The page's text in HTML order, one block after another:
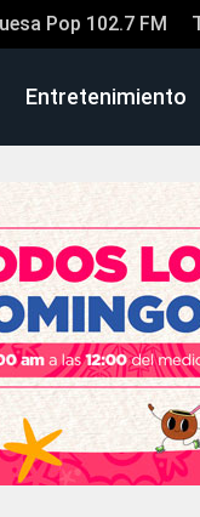
Pop 102.7 FM
Entretenimiento